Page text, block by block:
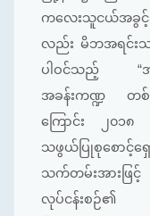
ကလေးသူငယ်အခွင့်အ
လည်း မိဘအရင်းသ
ပါဝင်သည့် “အခြာ
အခန်းကဏ္ဍ တစ်ခု
ကြောင်း ၂၀၁
သဖွယ်ပြုစုစောင့်ရှ
သက်တမ်းအားဖြင့်
လုပ်ငန်းစဉ်၏ အာ